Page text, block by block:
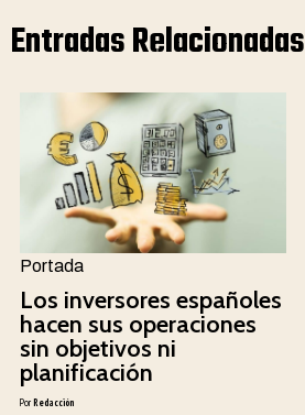
Entradas Relacionadas
Portada
Los inversores españoles
hacen sus operaciones
sin objetivos ni
planificación
PorRedacción